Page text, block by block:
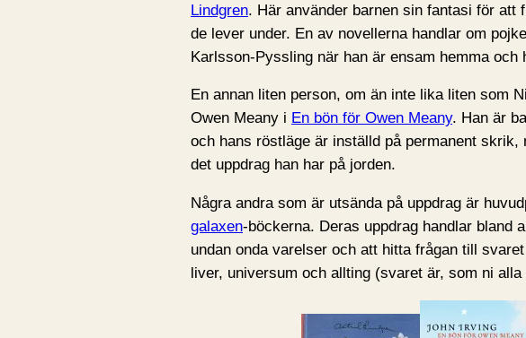
Lindgren. Här använder barnen sin fantasi för att
de lever under. En av novellerna handlar om
Karlsson-Pyssling när han är ensam hemma och
En annan liten person, om än inte lika liten som
Owen Meany i En bön för Owen Meany. Han är
och hans röstläge är inställd på permanent skrik,
det uppdrag han har på jorden.
Några andra som är utsända på uppdrag är
galaxen-böckerna. Deras uppdrag handlar bland
undan onda varelser och att hitta frågan till
liver, universum och allting (svaret är, som ni alla